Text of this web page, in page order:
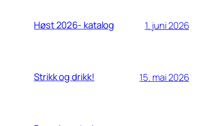
Høst 2026- katalog 1. juni 2026
Strikk og drikk! 15. mai 2026